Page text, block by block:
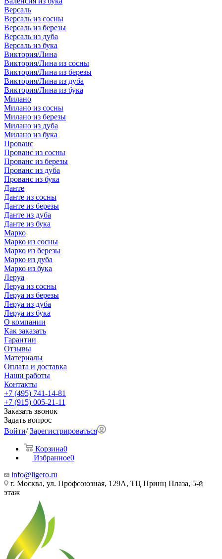
Версаль
Версаль из сосны
Версаль из березы
Версаль из дуба
Версаль из бука
Виктория/Лина
Виктория/Лина из сосны
Виктория/Лина из березы
Виктория/Лина из дуба
Виктория/Лина из бука
Милано
Милано из сосны
Милано из березы
Милано из дуба
Милано из бука
Прованс
Прованс из сосны
Прованс из березы
Прованс из дуба
Прованс из бука
Данте
Данте из сосны
Данте из березы
Данте из дуба
Данте из бука
Марко
Марко из сосны
Марко из березы
Марко из дуба
Марко из бука
Леруа
Леруа из сосны
Леруа из березы
Леруа из дуба
Леруа из бука
О компании
Как заказать
Гарантии
Отзывы
Материалы
Оплата и доставка
Наши работы
Контакты
+7 (495) 741-14-81
+7 (915) 005-21-11
Заказать звонок
Задать вопрос
Войти/Зарегистрироваться
Корзина0
Избранное0
info@ligero.ru
г. Москва, ул. Профсоюзная, 129А, ТЦ Принц Плаза, 5-й
этаж